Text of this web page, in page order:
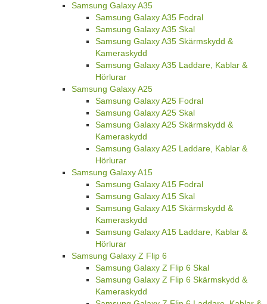
Samsung Galaxy A35
Samsung Galaxy A35 Fodral
Samsung Galaxy A35 Skal
Samsung Galaxy A35 Skärmskydd &
Kameraskydd
Samsung Galaxy A35 Laddare, Kablar &
Hörlurar
Samsung Galaxy A25
Samsung Galaxy A25 Fodral
Samsung Galaxy A25 Skal
Samsung Galaxy A25 Skärmskydd &
Kameraskydd
Samsung Galaxy A25 Laddare, Kablar &
Hörlurar
Samsung Galaxy A15
Samsung Galaxy A15 Fodral
Samsung Galaxy A15 Skal
Samsung Galaxy A15 Skärmskydd &
Kameraskydd
Samsung Galaxy A15 Laddare, Kablar &
Hörlurar
Samsung Galaxy Z Flip 6
Samsung Galaxy Z Flip 6 Skal
Samsung Galaxy Z Flip 6 Skärmskydd &
Kameraskydd